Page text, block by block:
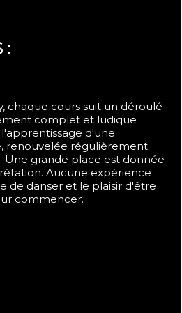
:
chaque cours suit un déroulé
complet et ludique
d'une
renouvelée régulièrement
grande place est donnée
Aucune expérience
de danser et le plaisir d'être
commencer.